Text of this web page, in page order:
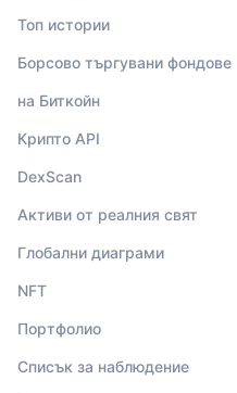
Топ истории
Борсово търгувани фондове
на Биткойн
Крипто API
DexScan
Активи от реалния свят
Глобални диаграми
NFT
Портфолио
Списък за наблюдение